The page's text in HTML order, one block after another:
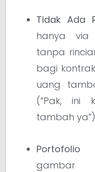
Tidak Ada
hanya via
tanpa
bagi
uang
(“Pak, ini
tambah
Portofolio
gambar